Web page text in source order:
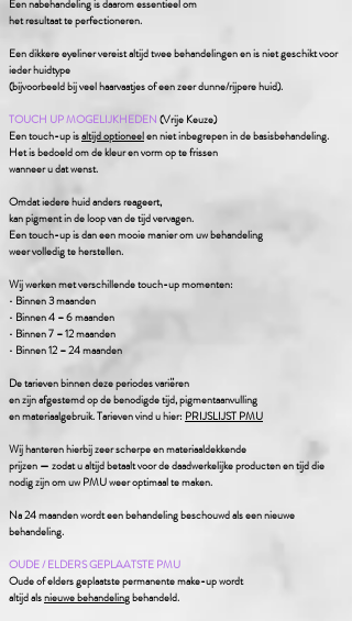
Een nabehandeling is daarom essentieel om
het resultaat te perfectioneren.
Een dikkere eyeliner vereist altijd twee behandelingen en is niet geschikt voor
ieder huidtype
(bijvoorbeeld bij veel haarvaatjes of een zeer dunne/rijpere huid).
TOUCH UP MOGELIJKHEDEN (Vrije Keuze)
Een touch-up isaltijd optioneelen niet inbegrepen in de basisbehandeling.
Het is bedoeld om de kleur en vorm op te frissen
wanneer u dat wenst.
Omdat iedere huid anders reageert,
kan pigment in de loop van de tijd vervagen.
Een touch-up is dan een mooie manier om uw behandeling
weer volledig te herstellen.
Wij werken met verschillende touch-up momenten:
• Binnen 3 maanden
• Binnen 4 – 6 maanden
• Binnen 7 – 12 maanden
• Binnen 12 – 24 maanden
De tarieven binnen deze periodes variëren
en zijn afgestemd op de benodigde tijd, pigmentaanvulling
en materiaalgebruik. Tarievenvindu hier: PRIJSLIJST PMU
Wij hanteren hierbij zeer scherpe en materiaaldekkende
prijzen — zodat u altijd betaalt voor de daadwerkelijke producten en tijd die
nodig zijn om uw PMU weer optimaal te maken.
Na 24 maanden wordt een behandeling beschouwd als een nieuwe
behandeling.
OUDE / ELDERS GEPLAATSTE PMU
Oude of elders geplaatste permanente make-up wordt
altijd alsnieuwe behandelingbehandeld.